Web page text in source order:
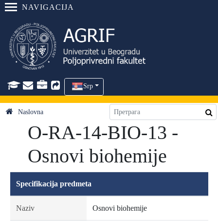
NAVIGACIJA
Srp
Naslovna
O-RA-14-BIO-13 -
Osnovi biohemije
Specifikacija predmeta
Naziv Osnovi biohemije